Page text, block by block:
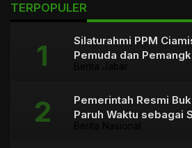
TERPOPULER
Silaturahmi PPM
Pemuda dan
Pemerintah Resmi
Paruh Waktu sebagai